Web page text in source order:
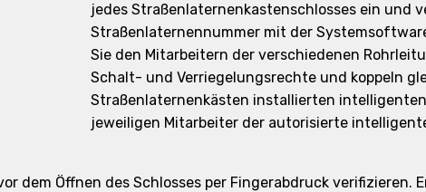
jedes Straßenlaternenkastenschlosses ein und
Straßenlaternennummer mit der
Sie den Mitarbeitern der verschiedenen
Schalt- und Verriegelungsrechte und koppeln
Straßenlaternenkästen installierten
jeweiligen Mitarbeiter der autorisierte
dem Öffnen des Schlosses per Fingerabdruck verifizieren.